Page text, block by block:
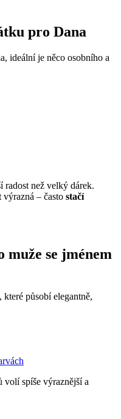
pro Dana
ideální je něco osobního a
radost než velký dárek.
– často stačí
muže se jménem
působí elegantně,
volí spíše výraznější a